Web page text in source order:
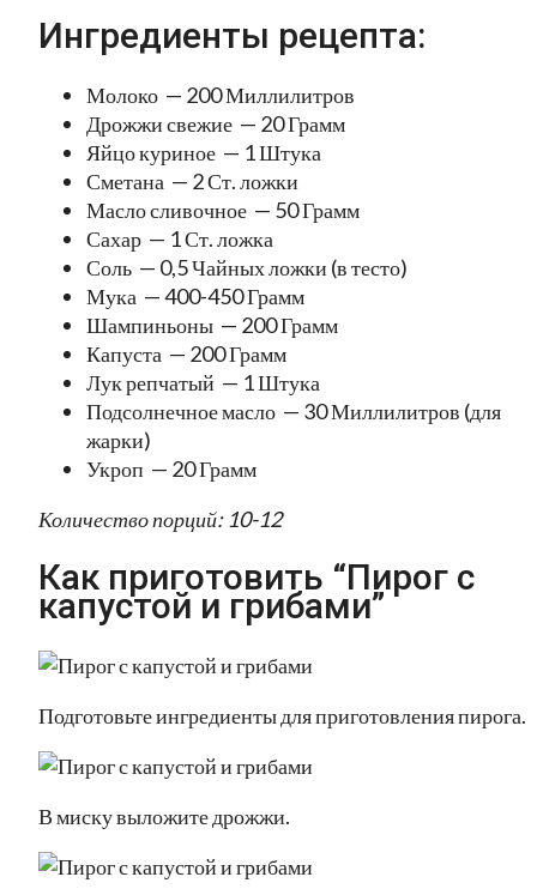
Ингредиенты рецепта:
Молоко — 200 Миллилитров
Дрожжи свежие — 20 Грамм
Яйцо куриное — 1 Штука
Сметана — 2 Ст. ложки
Масло сливочное — 50 Грамм
Сахар — 1 Ст. ложка
Соль — 0,5 Чайных ложки (в тесто)
Мука — 400-450 Грамм
Шампиньоны — 200 Грамм
Капуста — 200 Грамм
Лук репчатый — 1 Штука
Подсолнечное масло — 30 Миллилитров (для
жарки)
Укроп — 20 Грамм
Количество порций: 10-12
Как приготовить “Пирог с
капустой и грибами”
Подготовьте ингредиенты для приготовления пирога.
В миску выложите дрожжи.